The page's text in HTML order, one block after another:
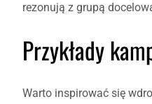
rezonują z grupą
Przykłady
Warto inspirować się